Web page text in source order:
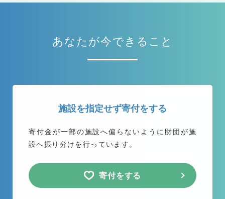
あなたが今できること
施設を指定せず寄付をする
寄付金が一部の施設へ偏らないように 財団が施
設へ振り分けを行っています。
寄付をする